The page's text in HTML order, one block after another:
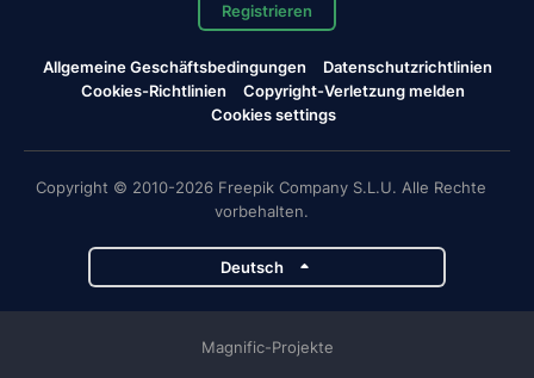
Registrieren
Allgemeine Geschäftsbedingungen
Datenschutzrichtlinien
Cookies-Richtlinien
Copyright-Verletzung melden
Cookies settings
Copyright © 2010-2026 Freepik Company S.L.U. Alle Rechte
vorbehalten.
Deutsch
Magnific-Projekte